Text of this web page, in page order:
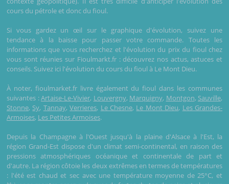
cours du pétrole et donc du fioul.
Si vous gardez un œil sur le graphique d'évolution, suivez une
tendance à la baisse pour passer votre commande. Toutes les
informations que vous recherchez et l'évolution du prix du fioul chez
vous sont réunies sur Fioulmarkt.fr : découvrez nos actus, astuces et
conseils. Suivez ici l'évolution du cours du fioul à Le Mont Dieu.
À noter, fioulmarket.fr livre également du fioul dans les communes
suivantes :Artaise-Le-Vivier, Louvergny, Marquigny, Montgon, Sauville,
Stonne, Sy, Tannay,Verrieres, Le Chesne, Le Mont Dieu, Les Grandes-
Armoises, Les Petites Armoises.
Depuis la Champagne à l'Ouest jusqu'à la plaine d'Alsace à l'Est, la
région Grand-Est dispose d'un climat semi-continental, en raison des
pressions atmosphériques océanique et continentale de part et
d'autre. La région côtoie les deux extrêmes en termes de températures
: l'été est chaud et sec avec une température moyenne de 25°C, et